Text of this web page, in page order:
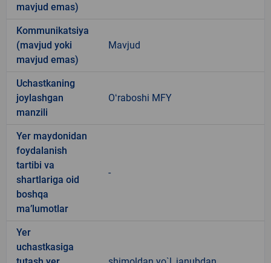
mavjud emas)
Kommunikatsiya
(mavjud yoki
mavjud emas)
Mavjud
Uchastkaning
joylashgan
manzili
Oʻraboshi MFY
Yer maydonidan
foydalanish
tartibi va
shartlariga oid
boshqa
ma’lumotlar
-
Yer
uchastkasiga